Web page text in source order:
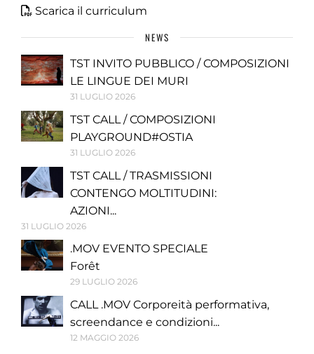
Scarica il curriculum
NEWS
TST INVITO PUBBLICO / COMPOSIZIONI
LE LINGUE DEI MURI
31 LUGLIO 2026
TST CALL / COMPOSIZIONI
PLAYGROUND#OSTIA
31 LUGLIO 2026
TST CALL / TRASMISSIONI
CONTENGO MOLTITUDINI:
AZIONI...
31 LUGLIO 2026
.MOV EVENTO SPECIALE
Forêt
29 LUGLIO 2026
CALL .MOV Corporeità performativa,
screendance e condizioni...
12 MAGGIO 2026